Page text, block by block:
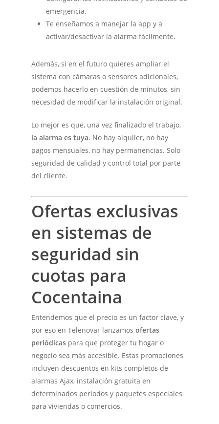
emergencia.
Te enseñamos a manejar la app y a
activar/desactivar la alarma fácilmente.
Además, si en el futuro quieres ampliar el
sistema con cámaras o sensores adicionales,
podemos hacerlo en cuestión de minutos, sin
necesidad de modificar la instalación original.
Lo mejor es que, una vez finalizado el trabajo,
la alarma es tuya. No hay alquiler, no hay
pagos mensuales, no hay permanencias. Solo
seguridad de calidad y control total por parte
del cliente.
Ofertas exclusivas
en sistemas de
seguridad sin
cuotas para
Cocentaina
Entendemos que el precio es un factor clave, y
por eso en Telenovar lanzamosofertas
periódicas para que proteger tu hogar o
negocio sea más accesible. Estas promociones
incluyen descuentos en kits completos de
alarmas Ajax, instalación gratuita en
determinados periodos y paquetes especiales
para viviendas o comercios.